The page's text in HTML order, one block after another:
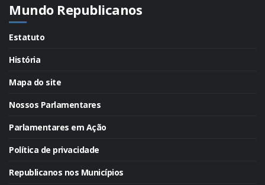
Mundo Republicanos
Estatuto
História
Mapa do site
Nossos Parlamentares
Parlamentares em Ação
Política de privacidade
Republicanos nos Municípios